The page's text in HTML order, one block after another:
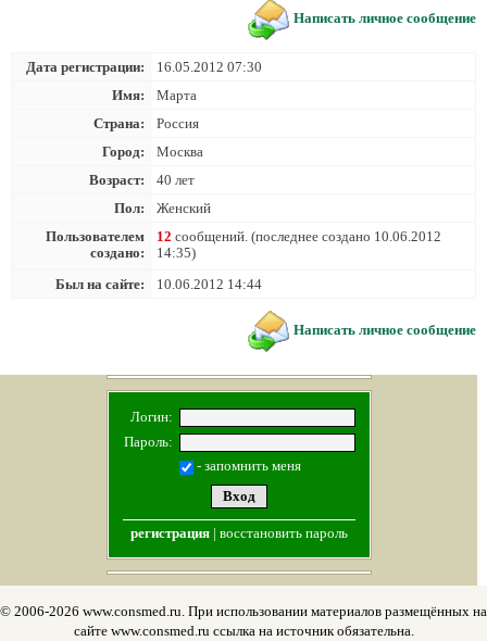
Написать личное сообщение
Дата регистрации:
16.05.2012 07:30
Имя:
Марта
Страна:
Россия
Город:
Москва
Возраст:
40 лет
Пол:
Женский
Пользователем
создано:
12 сообщений. (последнее создано 10.06.2012
14:35)
Был на сайте:
10.06.2012 14:44
Написать личное сообщение
Логин:
Пароль:
- запомнить меня
регистрация| восстановить пароль
© 2006-2026 www.consmed.ru. При использовании материалов размещённых на
сайте www.consmed.ru ссылка на источник обязательна.